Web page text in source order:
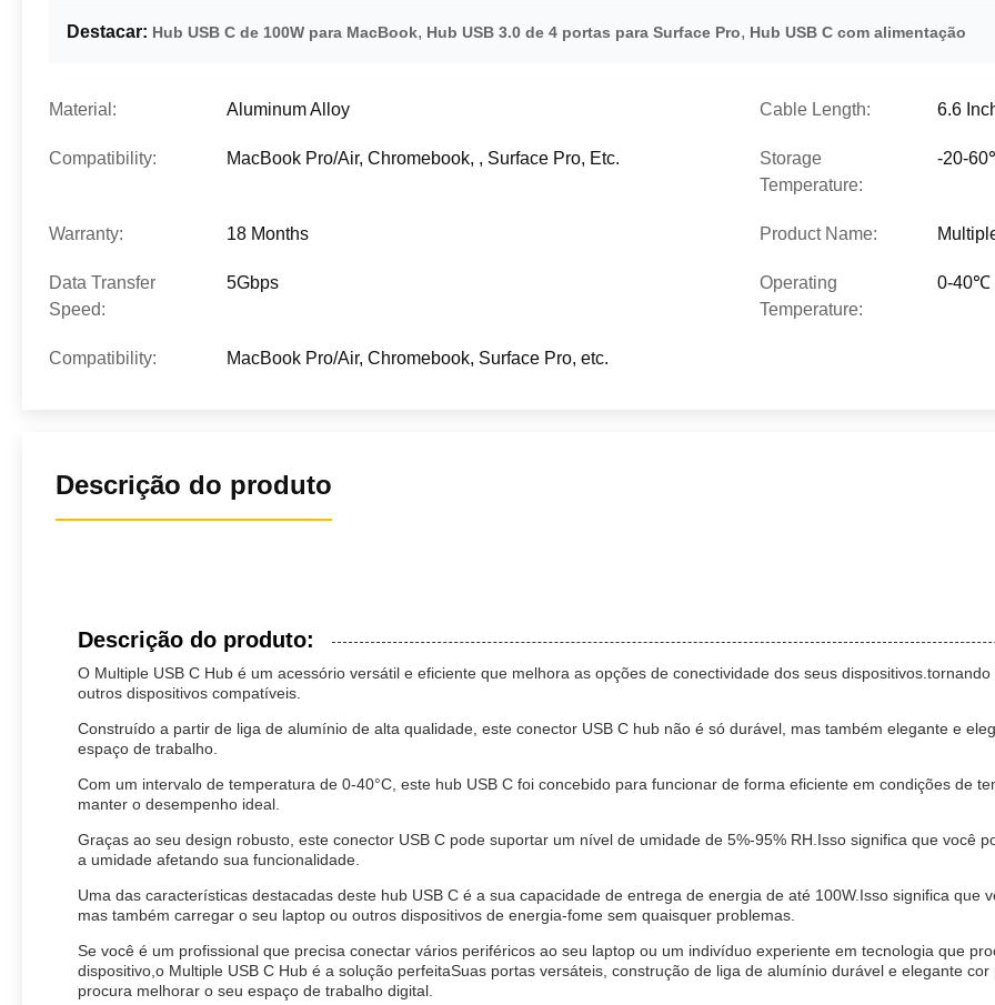
Destacar: Hub USB C de 100W para MacBook, Hub USB 3.0 de 4 portas para Surface Pro, Hub USB C com alimentação
Material: Aluminum Alloy Cable Length: 6.6
Compatibility: MacBook Pro/Air, Chromebook, , Surface Pro, Etc.
Storage
Temperature:
-20-
Warranty: 18 Months Product Name:
Data Transfer
Speed:
5Gbps
Operating
Temperature:
0-40℃
Compatibility: MacBook Pro/Air, Chromebook, Surface Pro, etc.
Descrição do produto
Descrição do produto:
O Multiple USB C Hub é um acessório versátil e eficiente que melhora as opções de conectividade dos seus
outros dispositivos compatíveis.
Construído a partir de liga de alumínio de alta qualidade, este conector USB C hub não é só durável, mas também elegante e
espaço de trabalho.
Com um intervalo de temperatura de 0-40°C, este hub USB C foi concebido para funcionar de forma eficiente em condições de
manter o desempenho ideal.
Graças ao seu design robusto, este conector USB C pode suportar um nível de umidade de 5%-95% RH.Isso significa que você
a umidade afetando sua funcionalidade.
Uma das características destacadas deste hub USB C é a sua capacidade de entrega de energia de até 100W.Isso significa que
mas também carregar o seu laptop ou outros dispositivos de energia-fome sem quaisquer problemas.
Se você é um profissional que precisa conectar vários periféricos ao seu laptop ou um indivíduo experiente em tecnologia que
dispositivo,o Multiple USB C Hub é a solução perfeitaSuas portas versáteis, construção de liga de alumínio durável e elegante
procura melhorar o seu espaço de trabalho digital.